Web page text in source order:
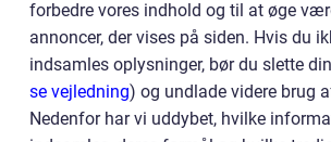
forbedre vores indhold og til at øge
annoncer, der vises på siden. Hvis du
indsamles oplysninger, bør du slette
se vejledning) og undlade videre brug
Nedenfor har vi uddybet, hvilke